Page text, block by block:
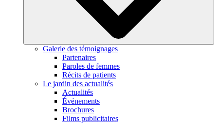
Galerie des témoignages
Partenaires
Paroles de femmes
Récits de patients
Le jardin des actualités
Actualités
Événements
Brochures
Films publicitaires